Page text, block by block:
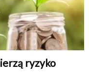
ryzyko